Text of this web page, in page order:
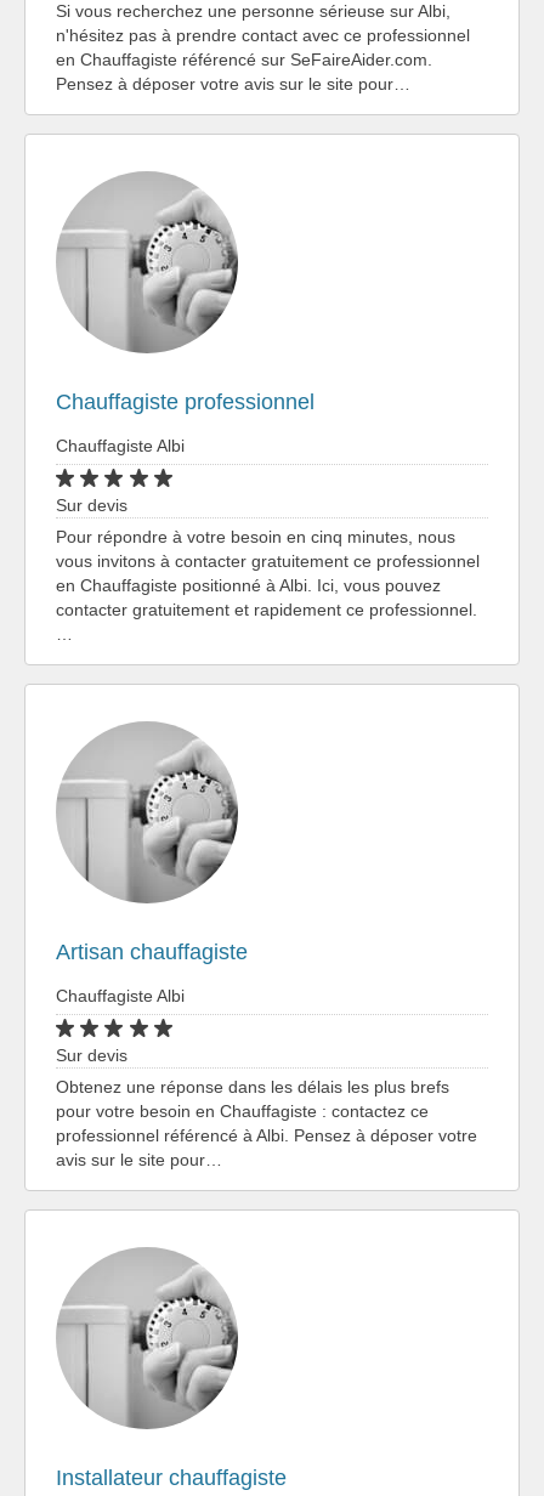
Si vous recherchez une personne sérieuse sur Albi,
n'hésitez pas à prendre contact avec ce professionnel
en Chauffagiste référencé sur SeFaireAider.com.
Pensez à déposer votre avis sur le site pour…
Chauffagiste professionnel
Chauffagiste Albi
Sur devis
Pour répondre à votre besoin en cinq minutes, nous
vous invitons à contacter gratuitement ce professionnel
en Chauffagiste positionné à Albi. Ici, vous pouvez
contacter gratuitement et rapidement ce professionnel.
…
Artisan chauffagiste
Chauffagiste Albi
Sur devis
Obtenez une réponse dans les délais les plus brefs
pour votre besoin en Chauffagiste : contactez ce
professionnel référencé à Albi. Pensez à déposer votre
avis sur le site pour…
Installateur chauffagiste